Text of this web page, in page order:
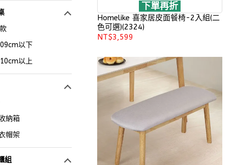
以下
以上
納箱
帽架
組
下單再折
Homelike 喜家居皮面餐椅-2入組(二
色可選)(2324)
NT$3,599